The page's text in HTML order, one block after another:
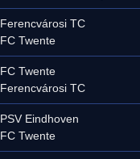
Ferencvárosi TC
FC Twente
FC Twente
Ferencvárosi TC
PSV Eindhoven
FC Twente